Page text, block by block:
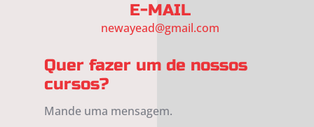
E-MAIL
newayead@gmail.com
Quer fazer um de nossos
cursos?
Mande uma mensagem.